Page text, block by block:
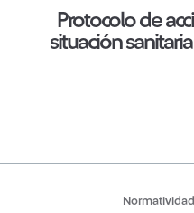
Protocolo de
situación
Normatividad